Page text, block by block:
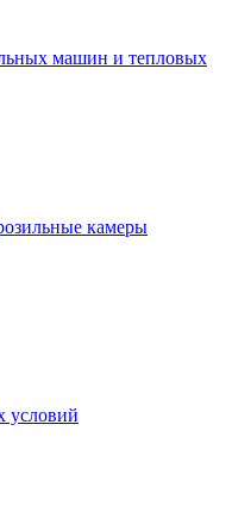
машин и тепловых
камеры
условий